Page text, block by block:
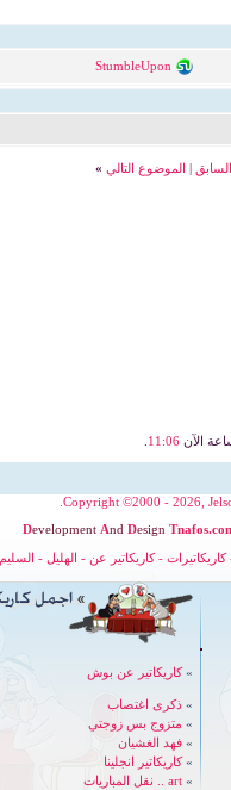
StumbleUpon
| الموضوع التالي »
الآن11:06
Copyright ©2000 - 2026,
Development And Design T
كاريكاتيرات -كاريكاتير عن - الهليل - السليم
» كاريكاتير عن بوش
» ذكرى اغتصاب
» متزوج بس زوجتي
» فهد الغشيان
» كاريكاتير انجلينا
» art .. نقل المباريات